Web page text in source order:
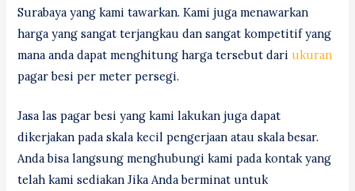
Surabaya yang kami tawarkan. Kami juga menawarkan
harga yang sangat terjangkau dan sangat kompetitif yang
mana anda dapat menghitung harga tersebut dariukuran
pagar besi per meter persegi.
Jasa las pagar besi yang kami lakukan juga dapat
dikerjakan pada skala kecil pengerjaan atau skala besar.
Anda bisa langsung menghubungi kami pada kontak yang
telah kami sediakan Jika Anda berminat untuk